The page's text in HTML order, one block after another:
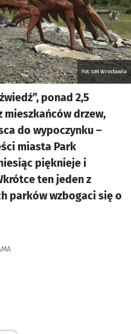
Fot. UM Wrocławia
ponad 2,5
drzew,
do wypoczynku –
miasta Park
pięknieje i
ten jeden z
parków wzbogaci się o